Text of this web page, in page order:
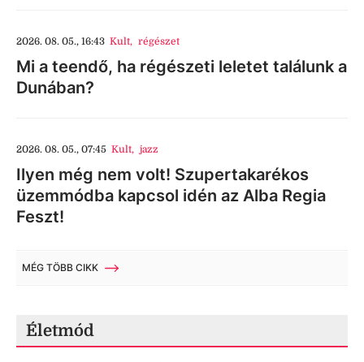
2026. 08. 05., 16:43 Kult, régészet
Mi a teendő, ha régészeti leletet találunk a
Dunában?
2026. 08. 05., 07:45 Kult, jazz
Ilyen még nem volt! Szupertakarékos
üzemmódba kapcsol idén az Alba Regia
Feszt!
MÉG TÖBB CIKK
Életmód